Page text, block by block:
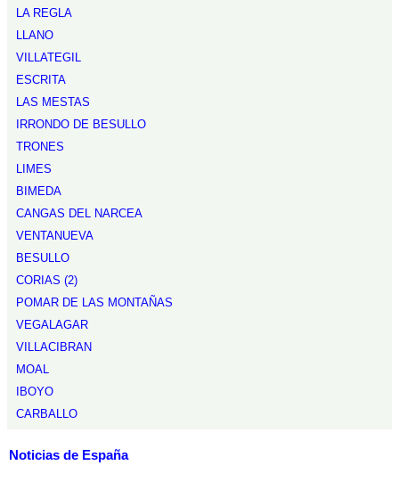
LA REGLA
LLANO
VILLATEGIL
ESCRITA
LAS MESTAS
IRRONDO DE BESULLO
TRONES
LIMES
BIMEDA
CANGAS DEL NARCEA
VENTANUEVA
BESULLO
CORIAS (2)
POMAR DE LAS MONTAÑAS
VEGALAGAR
VILLACIBRAN
MOAL
IBOYO
CARBALLO
Noticias de España